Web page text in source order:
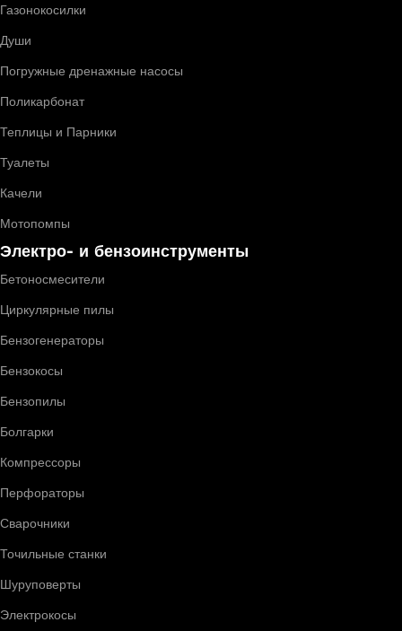
Газонокосилки
Души
Погружные дренажные насосы
Поликарбонат
Теплицы и Парники
Туалеты
Качели
Мотопомпы
Электро- и бензоинструменты
Бетоносмесители
Циркулярные пилы
Бензогенераторы
Бензокосы
Бензопилы
Болгарки
Компрессоры
Перфораторы
Сварочники
Точильные станки
Шуруповерты
Электрокосы